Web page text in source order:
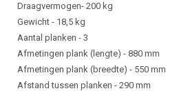
Draagvermogen- 200 kg
Gewicht - 18,5 kg
Aantal planken - 3
Afmetingen plank (lengte) - 880 mm
Afmetingen plank (breedte) - 550 mm
Afstand tussen planken - 290 mm